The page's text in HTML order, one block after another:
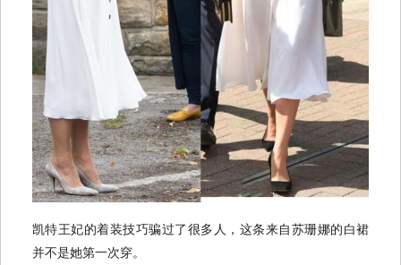
凯特王妃的着装技巧骗过了很多人，这条来自苏珊娜的白裙
并不是她第一次穿。